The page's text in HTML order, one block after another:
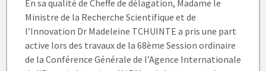
En sa qualité de Cheffe de délagation, Madame le
Ministre de la Recherche Scientifique et de
l’Innovation Dr Madeleine TCHUINTE a pris une part
active lors des travaux de la 68ème Session ordinaire
de la Conférence Générale de l’Agence Internationale